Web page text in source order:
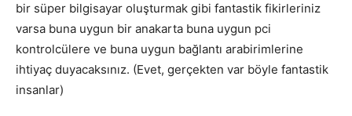
bir süper bilgisayar oluşturmak gibi fantastik fikirleriniz
varsa buna uygun bir anakarta buna uygun pci
kontrolcülere ve buna uygun bağlantı arabirimlerine
ihtiyaç duyacaksınız. (Evet, gerçekten var böyle fantastik
insanlar)